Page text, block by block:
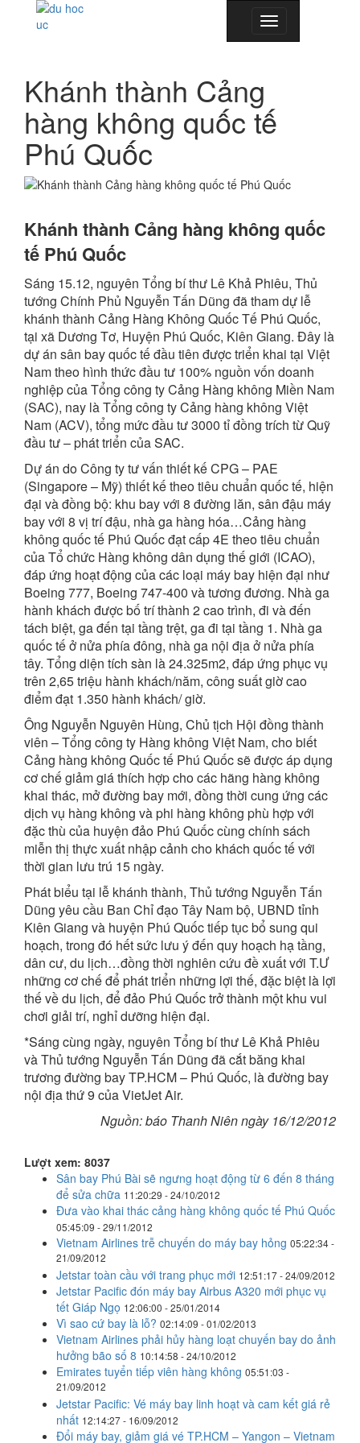
Toggle
navigation
Khánh thành Cảng
hàng không quốc tế
Phú Quốc
Khánh thành Cảng hàng không quốc
tế Phú Quốc
Sáng 15.12, nguyên Tổng bí thư Lê Khả Phiêu, Thủ
tướng Chính Phủ Nguyễn Tấn Dũng đã tham dự lễ
khánh thành Cảng Hàng Không Quốc Tế Phú Quốc,
tại xã Dương Tơ, Huyện Phú Quốc, Kiên Giang. Đây là
dự án sân bay quốc tế đầu tiên được triển khai tại Việt
Nam theo hình thức đầu tư 100% nguồn vốn doanh
nghiệp của Tổng công ty Cảng Hàng không Miền Nam
(SAC), nay là Tổng công ty Cảng hàng không Việt
Nam (ACV), tổng mức đầu tư 3000 tỉ đồng trích từ Quỹ
đầu tư – phát triển của SAC.
Dự án do Công ty tư vấn thiết kế CPG – PAE
(Singapore – Mỹ) thiết kế theo tiêu chuẩn quốc tế, hiện
đại và đồng bộ: khu bay với 8 đường lăn, sân đậu máy
bay với 8 vị trí đậu, nhà ga hàng hóa…Cảng hàng
không quốc tế Phú Quốc đạt cấp 4E theo tiêu chuẩn
của Tổ chức Hàng không dân dụng thế giới (ICAO),
đáp ứng hoạt động của các loại máy bay hiện đại như
Boeing 777, Boeing 747-400 và tương đương. Nhà ga
hành khách được bố trí thành 2 cao trình, đi và đến
tách biệt, ga đến tại tầng trệt, ga đi tại tầng 1. Nhà ga
quốc tế ở nửa phía đông, nhà ga nội địa ở nửa phía
tây. Tổng diện tích sàn là 24.325m2, đáp ứng phục vụ
trên 2,65 triệu hành khách/năm, công suất giờ cao
điểm đạt 1.350 hành khách/ giờ.
Ông Nguyễn Nguyên Hùng, Chủ tịch Hội đồng thành
viên – Tổng công ty Hàng không Việt Nam, cho biết
Cảng hàng không Quốc tế Phú Quốc sẽ được áp dụng
cơ chế giảm giá thích hợp cho các hãng hàng không
khai thác, mở đường bay mới, đồng thời cung ứng các
dịch vụ hàng không và phi hàng không phù hợp với
đặc thù của huyện đảo Phú Quốc cùng chính sách
miễn thị thực xuất nhập cảnh cho khách quốc tế với
thời gian lưu trú 15 ngày.
Phát biểu tại lễ khánh thành, Thủ tướng Nguyễn Tấn
Dũng yêu cầu Ban Chỉ đạo Tây Nam bộ, UBND tỉnh
Kiên Giang và huyện Phú Quốc tiếp tục bổ sung qui
hoạch, trong đó hết sức lưu ý đến quy hoạch hạ tầng,
dân cư, du lịch…đồng thời nghiên cứu đề xuất với T.Ư
những cơ chế để phát triển những lợi thế, đặc biệt là lợi
thế về du lịch, để đảo Phú Quốc trở thành một khu vui
chơi giải trí, nghỉ dưỡng hiện đại.
*Sáng cùng ngày, nguyên Tổng bí thư Lê Khả Phiêu
và Thủ tướng Nguyễn Tấn Dũng đã cắt băng khai
trương đường bay TP.HCM – Phú Quốc, là đường bay
nội địa thứ 9 của VietJet Air.
Nguồn: báo Thanh Niên ngày 16/12/2012
Lượt xem: 8037
Sân bay Phú Bài sẽ ngưng hoạt động từ 6 đến 8 tháng
để sửa chữa 11:20:29 - 24/10/2012
Đưa vào khai thác cảng hàng không quốc tế Phú Quốc
05:45:09 - 29/11/2012
Vietnam Airlines trễ chuyến do máy bay hỏng 05:22:34 -
21/09/2012
Jetstar toàn cầu với trang phục mới 12:51:17 - 24/09/2012
Jetstar Pacific đón máy bay Airbus A320 mới phục vụ
tết Giáp Ngọ 12:06:00 - 25/01/2014
Vì sao cứ bay là lỗ? 02:14:09 - 01/02/2013
Vietnam Airlines phải hủy hàng loạt chuyến bay do ảnh
hưởng bão số 8 10:14:58 - 24/10/2012
Emirates tuyển tiếp viên hàng không 05:51:03 -
21/09/2012
Jetstar Pacific: Vé máy bay linh hoạt và cam kết giá rẻ
nhất 12:14:27 - 16/09/2012
Đổi máy bay, giảm giá vé TP.HCM – Yangon – Vietnam